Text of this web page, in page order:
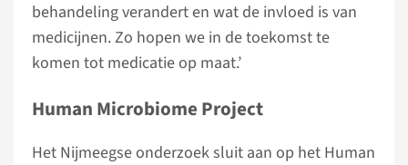
behandeling verandert en wat de invloed is van
medicijnen. Zo hopen we in de toekomst te
komen tot medicatie op maat.’
Human Microbiome Project
Het Nijmeegse onderzoek sluit aan op het Human